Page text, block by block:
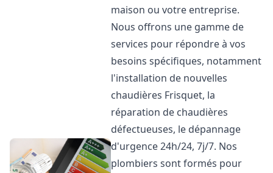
maison ou votre entreprise.
Nous offrons une gamme de
services pour répondre à vos
besoins spécifiques, notamment
l'installation de nouvelles
chaudières Frisquet, la
réparation de chaudières
défectueuses, le dépannage
d'urgence 24h/24, 7j/7. Nos
plombiers sont formés pour